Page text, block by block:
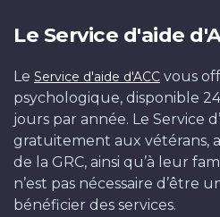
Le Service d'aide
Le Service d'aide d'ACC vous
psychologique, disponible
jours par année. Le Service
gratuitement aux vétérans,
de la GRC, ainsi qu’à leur
n’est pas nécessaire d’être
bénéficier des services.